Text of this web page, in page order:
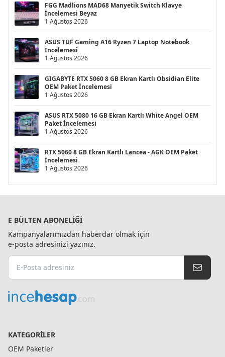
FGG Madlions MAD68 Manyetik Switch Klavye
İncelemesi Beyaz
1 Ağustos 2026
ASUS TUF Gaming A16 Ryzen 7 Laptop Notebook
İncelemesi
1 Ağustos 2026
GIGABYTE RTX 5060 8 GB Ekran Kartlı Obsidian Elite
OEM Paket İncelemesi
1 Ağustos 2026
ASUS RTX 5080 16 GB Ekran Kartlı White Angel OEM
Paket İncelemesi
1 Ağustos 2026
RTX 5060 8 GB Ekran Kartlı Lancea - AGK OEM Paket
İncelemesi
1 Ağustos 2026
E BÜLTEN ABONELIĞI
Kampanyalarımızdan haberdar olmak için
e-posta adresinizi yazınız.
KATEGORILER
OEM Paketler